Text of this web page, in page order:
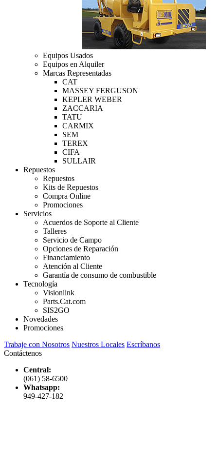
Equipos Usados
Equipos en Alquiler
Marcas Representadas
CAT
MASSEY FERGUSON
KEPLER WEBER
ZACCARIA
TATU
CARMIX
SEM
TEREX
CIFA
SULLAIR
Repuestos
Repuestos
Kits de Repuestos
Compra Online
Promociones
Servicios
Acuerdos de Soporte al Cliente
Talleres
Servicio de Campo
Opciones de Reparación
Financiamiento
Atención al Cliente
Garantía de consumo de combustible
Tecnología
Visionlink
Parts.Cat.com
SIS2GO
Novedades
Promociones
Trabaje con Nosotros Nuestros Locales Escríbanos
Contáctenos
Central:
(061) 58-6500
Whatsapp:
949-427-182